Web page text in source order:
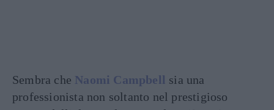
Sembra che Naomi Campbell sia una
professionista non soltanto nel prestigioso